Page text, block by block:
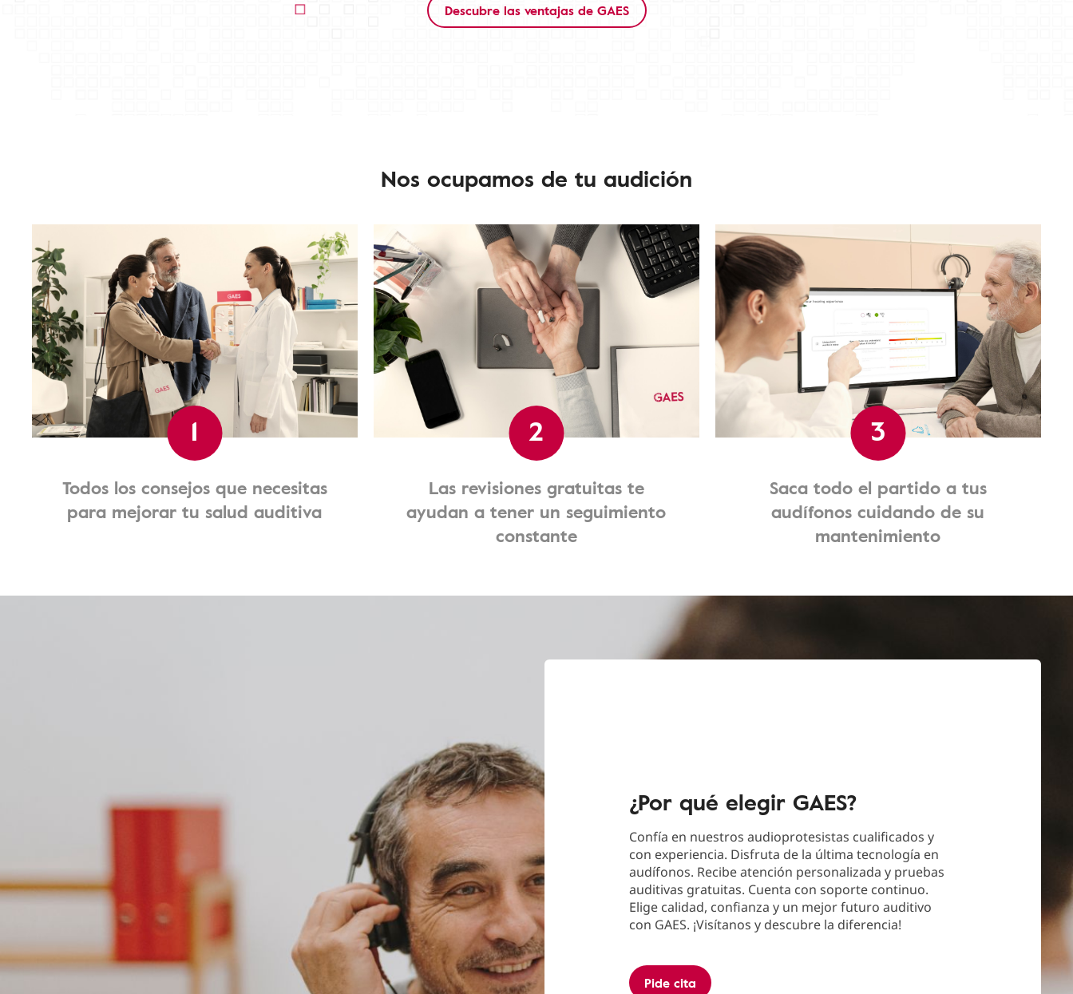
Descubre las ventajas de GAES
Nos ocupamos de tu audición
1
Todos los consejos que necesitas
para mejorar tu salud auditiva
2
Las revisiones gratuitas te
ayudan a tener un seguimiento
constante
3
Saca todo el partido a tus
audífonos cuidando de su
mantenimiento
¿Por qué elegir GAES?
Confía en nuestros audioprotesistas cualificados y
con experiencia. Disfruta de la última tecnología en
audífonos. Recibe atención personalizada y pruebas
auditivas gratuitas. Cuenta con soporte continuo.
Elige calidad, confianza y un mejor futuro auditivo
con GAES. ¡Visítanos y descubre la diferencia!
Pide cita